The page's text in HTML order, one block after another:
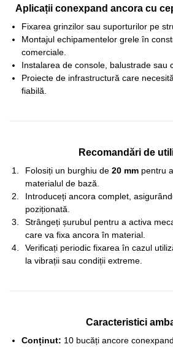
Aplicații conexpand ancora cu
Fixarea grinzilor sau suporturilor pe
Montajul echipamentelor grele în
comerciale.
Instalarea de console, balustrade sau
Proiecte de infrastructură care
fiabilă.
Recomandări de
Folosiți un burghiu de 20 mm pentru
materialul de bază.
Introduceți ancora complet,
poziționată.
Strângeți șurubul pentru a activa
care va fixa ancora în material.
Verificați periodic fixarea în cazul
la vibrații sau condiții extreme.
Caracteristici
Conținut: 10 bucăți ancore conexpand.